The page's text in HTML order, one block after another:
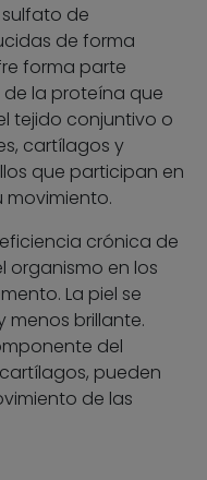
de
de forma
forma parte
la proteína que
tejido conjuntivo o
cartílagos y
que participan en
movimiento.
crónica de
organismo en los
La piel se
menos brillante.
del
pueden
de las